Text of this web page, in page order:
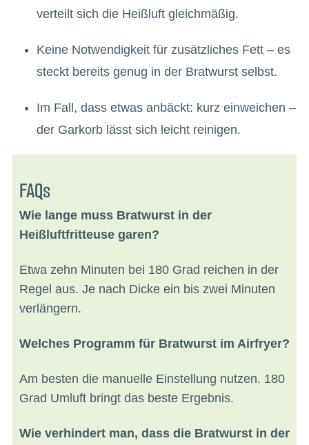
verteilt sich die Heißluft gleichmäßig.
Keine Notwendigkeit für zusätzliches Fett – es
steckt bereits genug in der Bratwurst selbst.
Im Fall, dass etwas anbäckt: kurz einweichen –
der Garkorb lässt sich leicht reinigen.
FAQs
Wie lange muss Bratwurst in der
Heißluftfritteuse garen?
Etwa zehn Minuten bei 180 Grad reichen in der
Regel aus. Je nach Dicke ein bis zwei Minuten
verlängern.
Welches Programm für Bratwurst im Airfryer?
Am besten die manuelle Einstellung nutzen. 180
Grad Umluft bringt das beste Ergebnis.
Wie verhindert man, dass die Bratwurst in der